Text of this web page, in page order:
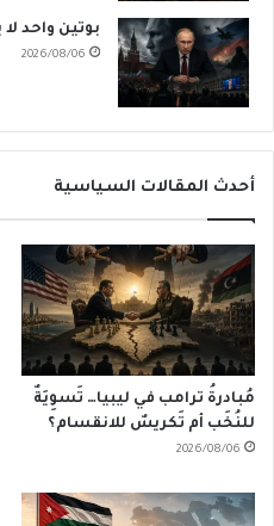
بوتين واحد
2026/08/06
أحدث المقالات السياسية
مُبادرةُ ترامب في ليبيا… تَسوِيَةٌ
للنُخَب أم تَكريسٌ للانقسام؟
2026/08/06